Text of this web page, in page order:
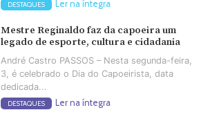
DESTAQUES Ler na íntegra
Mestre Reginaldo faz da capoeira um
legado de esporte, cultura e cidadania
André Castro PASSOS – Nesta segunda-feira,
3, é celebrado o Dia do Capoeirista, data
dedicada...
DESTAQUES Ler na íntegra